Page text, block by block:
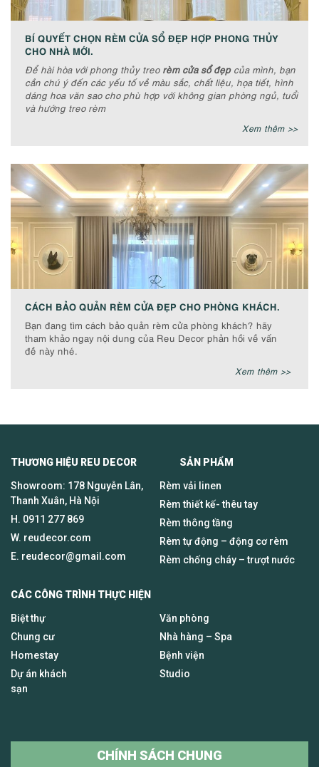
BÍ QUYẾT CHỌN RÈM CỬA SỔ ĐẸP HỢP PHONG THỦY
CHO NHÀ MỚI.
Để hài hòa với phong thủy treo rèm cửa sổ đẹpcủa mình, bạn
cần chú ý đến các yếu tố về màu sắc, chất liệu, họa tiết, hình
dáng hoa văn sao cho phù hợp với không gian phòng ngủ, tuổi
và hướng treo rèm
Xem thêm >>
CÁCH BẢO QUẢN RÈM CỬA ĐẸP CHO PHÒNG KHÁCH.
Bạn đang tìm cách bảo quản rèm cửa phòng khách? hãy
tham khảo ngay nội dung của Reu Decor phản hồi về vấn
đề này nhé.
Xem thêm >>
THƯƠNG HIỆU REU DECOR SẢN PHẨM
Showroom: 178 Nguyễn Lân,
Thanh Xuân, Hà Nội
H. 0911 277 869
W. reudecor.com
E. reudecor@gmail.com
Rèm vải linen
Rèm thiết kế- thêu tay
Rèm thông tầng
Rèm tự động – động cơ rèm
Rèm chống cháy – trượt nước
CÁC CÔNG TRÌNH THỰC HIỆN
Biệt thự
Chung cư
Homestay
Dự án khách
sạn
Văn phòng
Nhà hàng – Spa
Bệnh viện
Studio
CHÍNH SÁCH CHUNG